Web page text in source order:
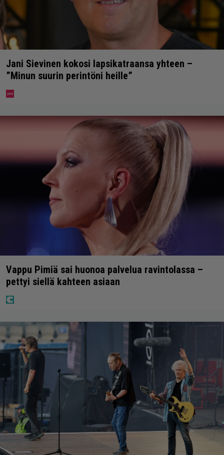
Jani Sievinen kokosi lapsikatraansa yhteen –
”Minun suurin perintöni heille”
Vappu Pimiä sai huonoa palvelua ravintolassa –
pettyi siellä kahteen asiaan